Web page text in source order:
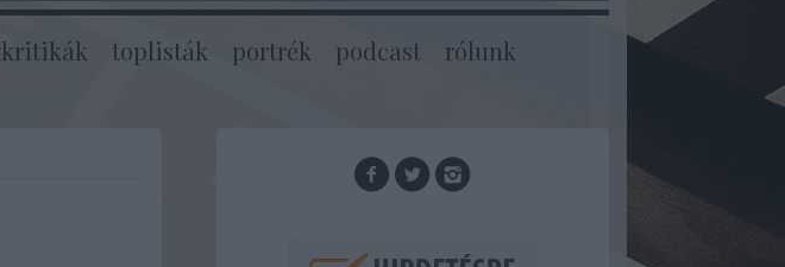
toplisták portrék podcast rólunk